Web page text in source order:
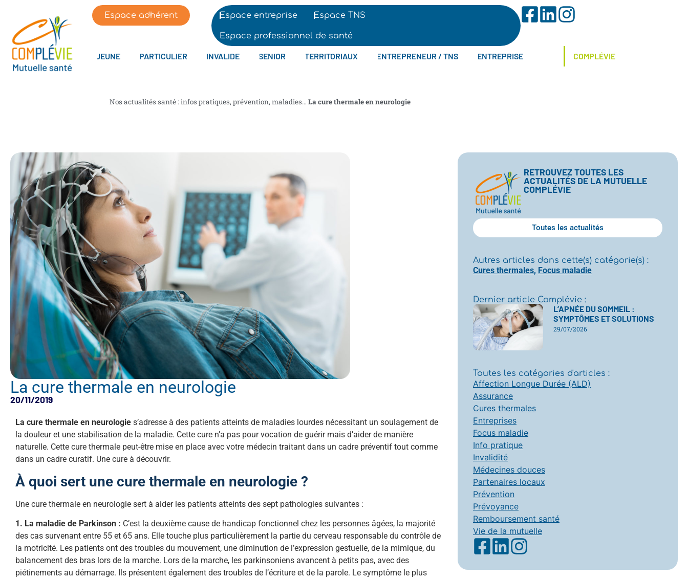
Espace adhérent Espace entreprise Espace TNS
Espace professionnel de santé
JEUNE PARTICULIER INVALIDE SENIOR TERRITORIAUX ENTREPRENEUR / TNS ENTREPRISE COMPLÉVIE
Nos actualités santé : infos pratiques, prévention, maladies… La cure thermale en neurologie
La cure thermale en neurologie
20/11/2019
La cure thermale en neurologie s’adresse à des patients atteints de maladies lourdes nécessitant un soulagement de
la douleur et une stabilisation de la maladie. Cette cure n’a pas pour vocation de guérir mais d’aider de manière
naturelle. Cette cure thermale peut-être mise en place avec votre médecin traitant dans un cadre préventif tout comme
dans un cadre curatif. Une cure à découvrir.
À quoi sert une cure thermale en neurologie ?
Une cure thermale en neurologie sert à aider les patients atteints des sept pathologies suivantes :
1. La maladie de Parkinson : C’est la deuxième cause de handicap fonctionnel chez les personnes âgées, la majorité
des cas survenant entre 55 et 65 ans. Elle touche plus particulièrement la partie du cerveau responsable du contrôle de
la motricité. Les patients ont des troubles du mouvement, une diminution de l’expression gestuelle, de la mimique, du
balancement des bras lors de la marche. Lors de la marche, les parkinsoniens avancent à petits pas, avec des
piétinements au démarrage. Ils présentent également des troubles de l’écriture et de la parole. Le symptôme le plus
RETROUVEZ TOUTES LES
ACTUALITÉS DE LA MUTUELLE
COMPLÉVIE
Toutes les actualités
Autres articles dans cette(s) catégorie(s) :
Cures thermales, Focus maladie
Dernier article Complévie :
L’APNÉE DU SOMMEIL :
SYMPTÔMES ET SOLUTIONS
29/07/2026
Toutes les catégories d'articles :
Affection Longue Durée (ALD)
Assurance
Cures thermales
Entreprises
Focus maladie
Info pratique
Invalidité
Médecines douces
Partenaires locaux
Prévention
Prévoyance
Remboursement santé
Vie de la mutuelle